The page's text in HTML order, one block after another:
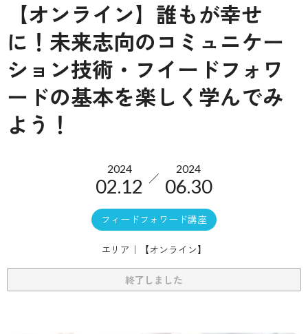
2024
02.12 ／
2024
06.30
フィードフォワード講座
エリア 【オンライン】
終了しました
【オンライン】誰もが幸せ
に！未来志向のコミュニケー
ション技術・フイードフォワ
ードの基本を楽しく学んでみ
よう！